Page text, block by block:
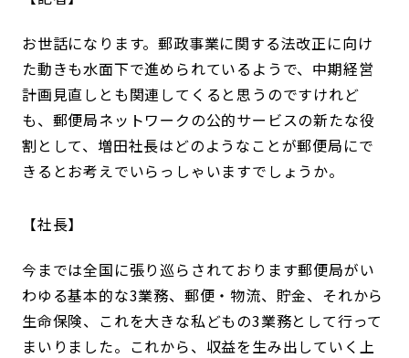
お世話になります。郵政事業に関する法改正に向け
た動きも水面下で進められているようで、中期経営
計画見直しとも関連してくると思うのですけれど
も、郵便局ネットワークの公的サービスの新たな役
割として、増田社長はどのようなことが郵便局にで
きるとお考えでいらっしゃいますでしょうか。
社長
今までは全国に張り巡らされております郵便局がい
わゆる基本的な3業務、郵便・物流、貯金、それから
生命保険、これを大きな私どもの3業務として行って
まいりました。これから、収益を生み出していく上